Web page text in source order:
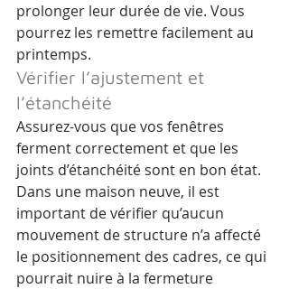
prolonger leur durée de vie. Vous
pourrez les remettre facilement au
printemps.
Vérifier l’ajustement et
l’étanchéité
Assurez-vous que vos fenêtres
ferment correctement et que les
joints d’étanchéité sont en bon état.
Dans une maison neuve, il est
important de vérifier qu’aucun
mouvement de structure n’a affecté
le positionnement des cadres, ce qui
pourrait nuire à la fermeture